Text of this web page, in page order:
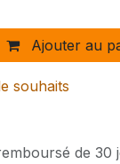
Ajouter au
souhaits
de 30